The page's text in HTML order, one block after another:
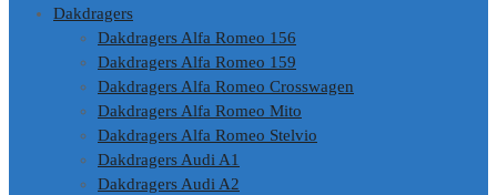
Dakdragers
Dakdragers Alfa Romeo 156
Dakdragers Alfa Romeo 159
Dakdragers Alfa Romeo Crosswagen
Dakdragers Alfa Romeo Mito
Dakdragers Alfa Romeo Stelvio
Dakdragers Audi A1
Dakdragers Audi A2